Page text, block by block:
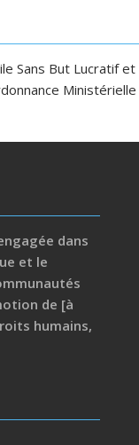
Sans But Lucratif et
Ministérielle
dans
et le
de [à
humains,